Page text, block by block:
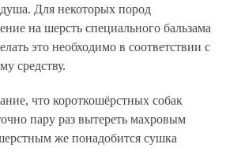
Для некоторых пород
на шерсть специального бальзама
это необходимо в соответствии с
средству.
что короткошёрстных собак
пару раз вытереть махровым
же понадобится сушка